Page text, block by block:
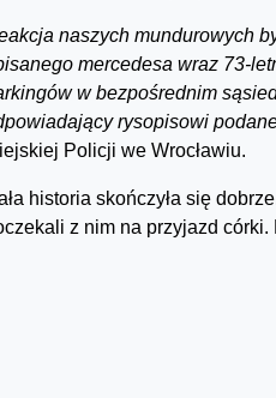
naszych mundurowych
mercedesa wraz 73-
w bezpośrednim
rysopisowi
Policji we Wrocławiu.
historia skończyła się
z nim na przyjazd córki.